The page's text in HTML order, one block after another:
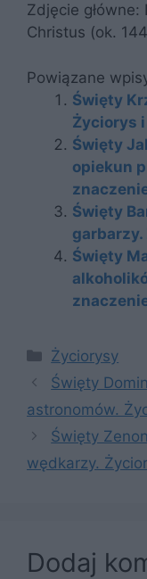
Zdjęcie
Christus (ok.
Powiązane
Święty
Życiorys
Święty
opiekun
Święty
Święty
Kategorie
Życiorysy
Święty
astronomów.
Święty
wędkarzy.
Dodaj